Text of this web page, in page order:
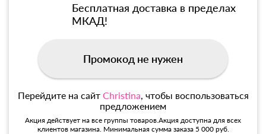
Бесплатная доставка в пределах
МКАД!
Промокод не нужен
Перейдите на сайт Christina , чтобы воспользоваться
предложением
Акция действует на все группы товаров.Акция доступна для всех
клиентов магазина. Минимальная сумма заказа 5 000 руб.